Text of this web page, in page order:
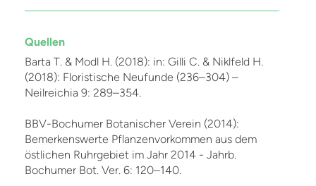
Quellen
Barta T. & Modl H. (2018): in: Gilli C. & Niklfeld H.
(2018): Floristische Neufunde (236–304) –
Neilreichia 9: 289–354.
BBV-Bochumer Botanischer Verein (2014):
Bemerkenswerte Pflanzenvorkommen aus dem
östlichen Ruhrgebiet im Jahr 2014 - Jahrb.
Bochumer Bot. Ver. 6: 120–140.